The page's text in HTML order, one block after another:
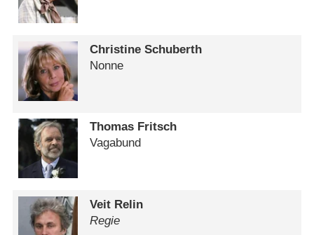
Christine Schuberth
Nonne
Thomas Fritsch
Vagabund
Veit Relin
Regie